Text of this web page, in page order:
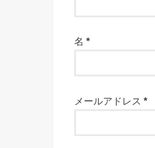
名 *
メールアドレス *